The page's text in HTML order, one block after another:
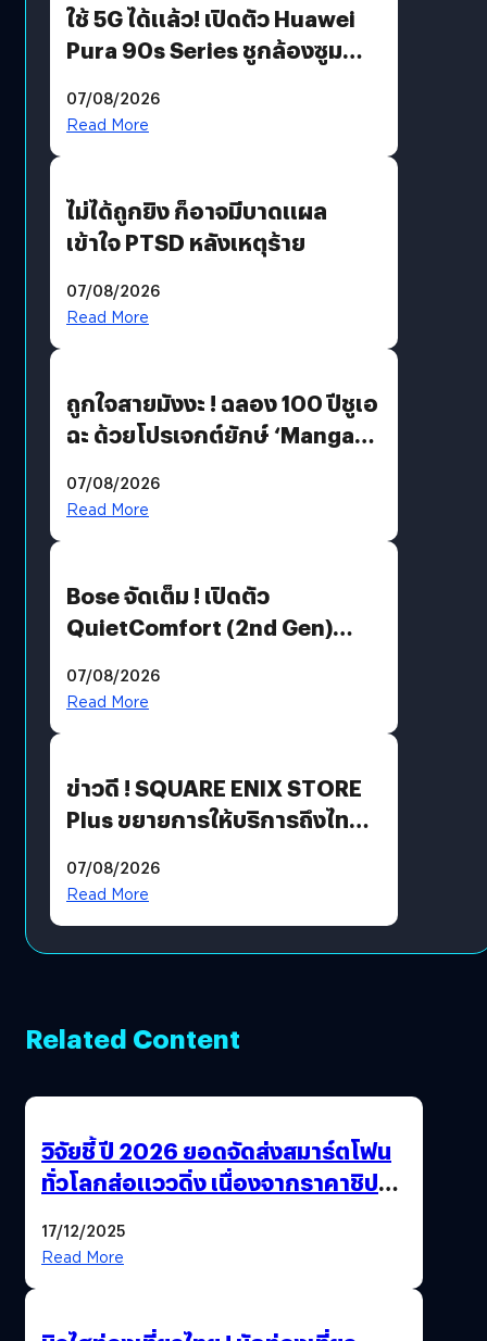
ใช้ 5G ได้แล้ว! เปิดตัว Huawei
Pura 90s Series ชูกล้องซูม
07/08/2026
Read More
ไม่ได้ถูกยิง ก็อาจมีบาดแผล
เข้าใจ PTSD หลังเหตุร้าย
07/08/2026
Read More
ถูกใจสายมังงะ ! ฉลอง 100 ปีชูเอ
ฉะ ด้วยโปรเจกต์ยักษ์ ‘Manga
มีภาษาไทยด้วย
07/08/2026
Read More
Bose จัดเต็ม ! เปิดตัว
QuietComfort (2nd Gen)
07/08/2026
Read More
ข่าวดี ! SQUARE ENIX STORE
Plus ขยายการให้บริการถึงไทย
โดยตรง
07/08/2026
Read More
Related Content
วิจัยชี้ ปี 2026 ยอดจัดส่งสมาร์ตโฟน
ทั่วโลกส่อแววดิ่ง เนื่องจากราคาชิป
17/12/2025
Read More